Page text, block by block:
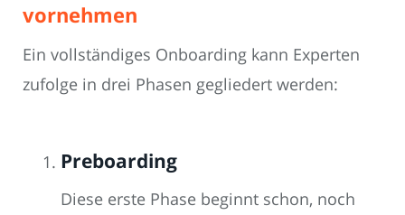
vornehmen
Ein vollständiges Onboarding kann Experten
zufolge in drei Phasen gegliedert werden:
Preboarding
Diese erste Phase beginnt schon, noch